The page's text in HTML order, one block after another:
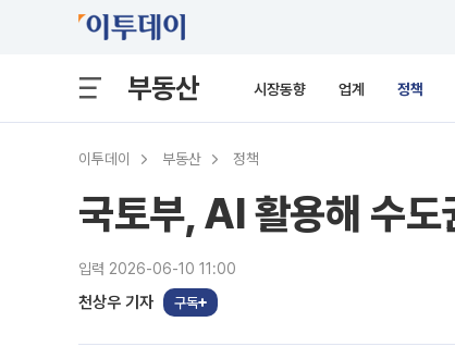
부동산 시장동향 업계 정책
이투데이 부동산 정책
국토부, AI 활용해 수
입력 2026-06-10 11:00
천상우 기자 구독